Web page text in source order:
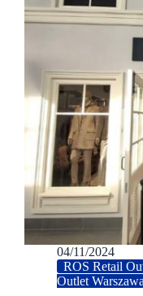
04/11/2024
ROS Retail
Outlet Warszawa